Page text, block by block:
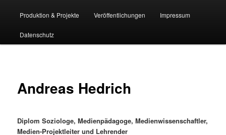
Produktion & Projekte Veröffentlichungen Impressum
Datenschutz
Andreas Hedrich
Diplom Soziologe, Medienpädagoge, Medienwissenschaftler,
Medien-Projektleiter und Lehrender